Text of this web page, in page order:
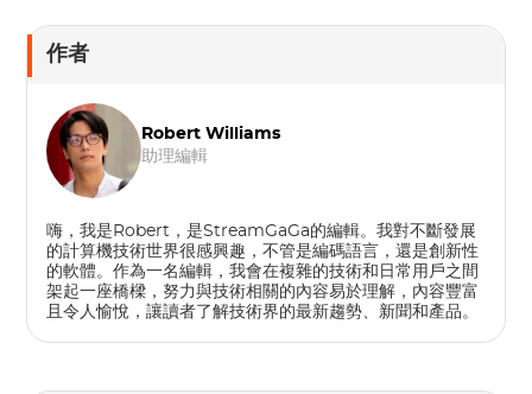
作者
Robert Williams
助理編輯
嗨，我是Robert，是StreamGaGa的編輯。我對不斷發展
的計算機技術世界很感興趣，不管是編碼語言，還是創新性
的軟體。作為一名編輯，我會在複雜的技術和日常用戶之間
架起一座橋樑，努力與技術相關的內容易於理解，內容豐富
且令人愉​​悅，讓讀者了解技術界的最新趨勢、新聞和產品。